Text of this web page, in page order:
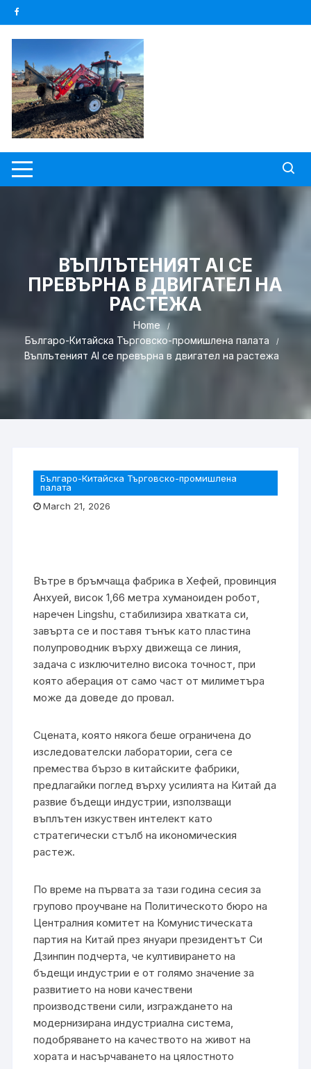
Skip
to
content
ВЪПЛЪТЕНИЯТ AI СЕ
ПРЕВЪРНА В ДВИГАТЕЛ НА
РАСТЕЖА
Home
Българо-Китайска Търговско-промишлена палaта
Въплътеният AI се превърна в двигател на растежа
Българо-Китайска Търговско-промишлена
палaта
March 21, 2026
Вътре в бръмчаща фабрика в Хефей, провинция
Анхуей, висок 1,66 метра хуманоиден робот,
наречен Lingshu, стабилизира хватката си,
завърта се и поставя тънък като пластина
полупроводник върху движеща се линия,
задача с изключително висока точност, при
която аберация от само част от милиметъра
може да доведе до провал.
Сцената, която някога беше ограничена до
изследователски лаборатории, сега се
премества бързо в китайските фабрики,
предлагайки поглед върху усилията на Китай да
развие бъдещи индустрии, използващи
въплътен изкуствен интелект като
стратегически стълб на икономическия
растеж.
По време на първата за тази година сесия за
групово проучване на Политическото бюро на
Централния комитет на Комунистическата
партия на Китай през януари президентът Си
Дзинпин подчерта, че култивирането на
бъдещи индустрии е от голямо значение за
развитието на нови качествени
производствени сили, изграждането на
модернизирана индустриална система,
подобряването на качеството на живот на
хората и насърчаването на цялостното